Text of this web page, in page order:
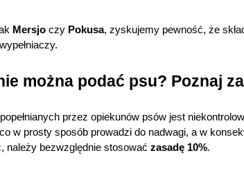
klikając AKCEPTUJĘ WSZYSTKIE
Mersjo czy Pokusa, zyskujemy pewność, że
można podać psu? Poznaj
przez opiekunów psów jest
w prosty sposób prowadzi do nadwagi, a w
należy bezwzględnie stosować zasadę 10%.